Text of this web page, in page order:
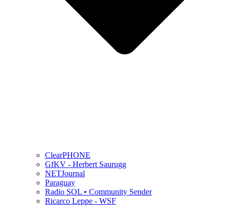
ClearPHONE
GfKV - Herbert Saurugg
NETJournal
Paraguay
Radio SOL • Community Sender
Ricarco Leppe - WSF